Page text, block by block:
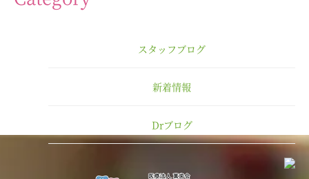
2024年12月
2024年11月
スタッフブログ
新着情報
Drブログ